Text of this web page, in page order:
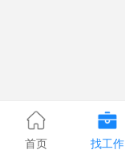
首页 找工作